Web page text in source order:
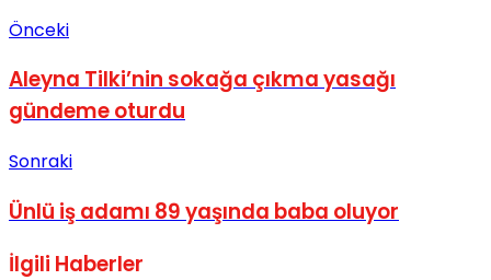
Önceki
Aleyna Tilki’nin sokağa çıkma yasağı
gündeme oturdu
Sonraki
Ünlü iş adamı 89 yaşında baba oluyor
İlgili Haberler